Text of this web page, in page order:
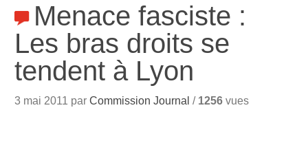
Menace fasciste :
Les bras droits se
tendent à Lyon
3 mai 2011 parCommission Journal / 1256 vues